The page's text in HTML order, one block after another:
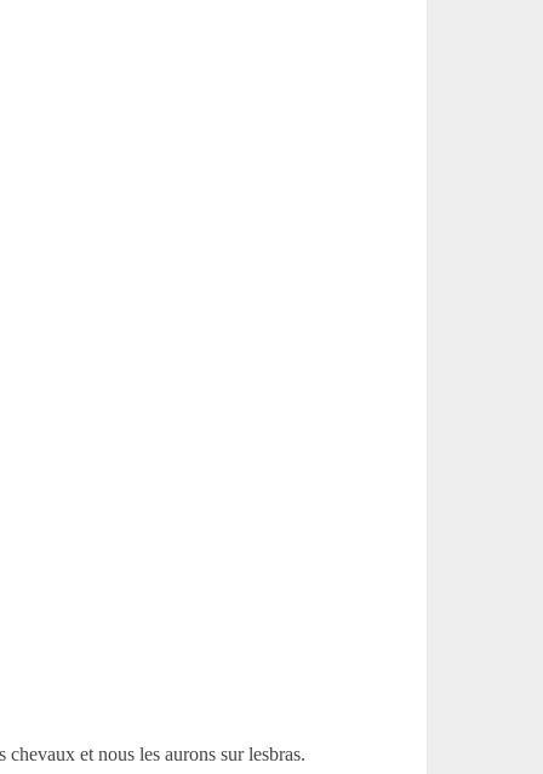
et nous les aurons sur lesbras.